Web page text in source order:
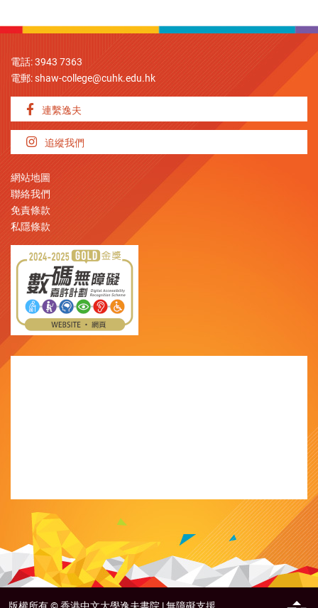
電話: 3943 7363
電郵:shaw-college@cuhk.edu.hk
連繫逸夫
追縱我們
網站地圖
聯絡我們
免責條款
私隱條款